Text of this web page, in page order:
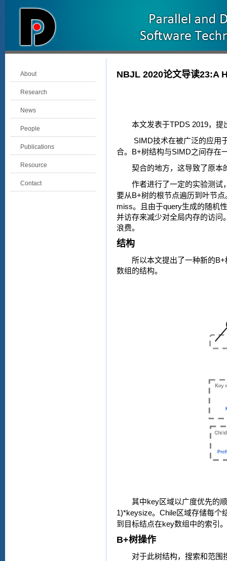
About
Research
News
People
Publications
Resource
Contact
NBJL 2020论文导读23:A
本文发表于TPDS 2019，提
SIMD技术在被广泛的应用
合。 B+树结构与SIMD之间存在
契合的地方，这导致了原本
作者进行了一定的实验测试
要从B+树的根节点遍历到叶节
miss。且由于query生成的随机
并访存来减少对全局内存的访问
浪费。
结构
所以本文提出了一种新的B+
数组的结构。
其中key区域以广度优先的
1)*keysize。 Chile区域存储每个
到目标结点在key数组中的索引。
B+树操作
对于此树结构，搜索和范围